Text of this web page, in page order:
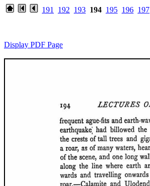
191 192 193 194 195 196 197
Display PDF Page